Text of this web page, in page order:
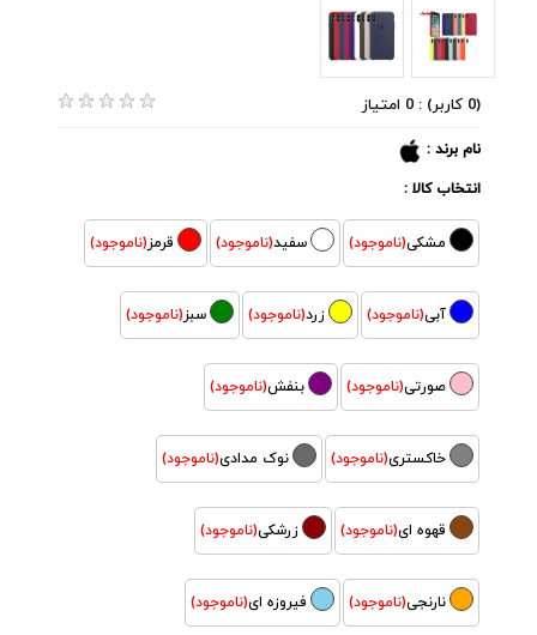
(0 کاربر) : 0 امتیاز
نام برند :
انتخاب کالا :
مشکی(ناموجود) سفید(ناموجود) قرمز(ناموجود)
آبی(ناموجود) زرد(ناموجود) سبز(ناموجود)
صورتی(ناموجود) بنفش(ناموجود)
خاکستری(ناموجود) نوک مدادی(ناموجود)
قهوه ای(ناموجود) زرشکی(ناموجود)
نارنجی(ناموجود) فیروزه ای(ناموجود)